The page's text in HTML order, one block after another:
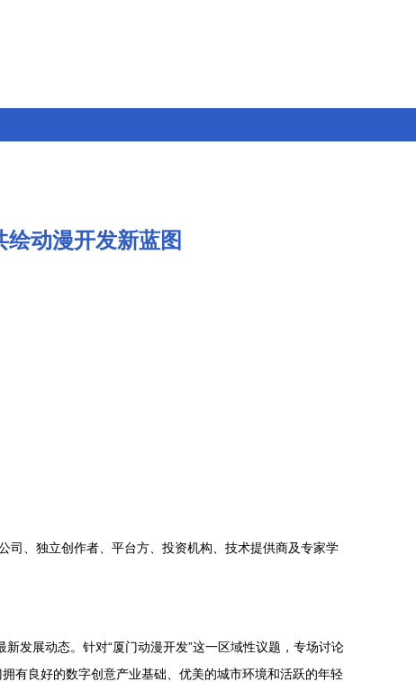
动漫开发新蓝图
司、独立创作者、平台方、投资机构、技术提供商及专家学
发展动态。针对“厦门动漫开发”这一区域性议题，专场讨论
有良好的数字创意产业基础、优美的城市环境和活跃的年轻